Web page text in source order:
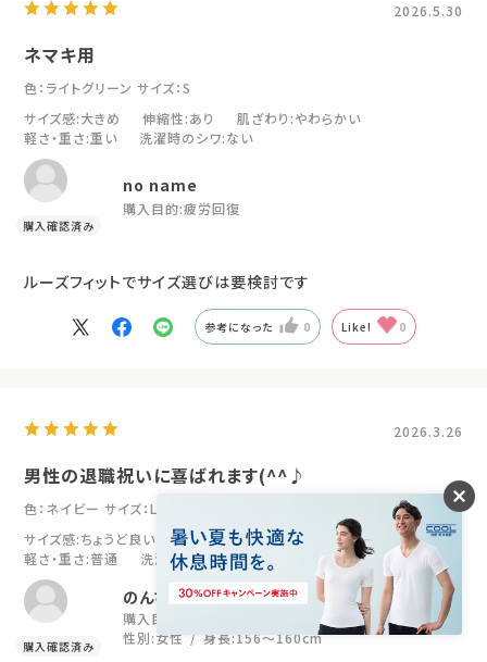
2026.5.30
ネマキ用
色：ライトグリーン サイズ：S
サイズ感:大きめ 伸縮性:あり 肌ざわり :やわらかい
軽さ・重さ:重い 洗濯時のシワ:ない
no name
購入目的:疲労回復
ルーズフィットでサイズ選びは要検討です
参考になった 0 Like! 0
2026.3.26
男性の退職祝いに喜ばれます(^^♪
色：ネイビー サイズ：LL
サイズ感:ちょうど良い 伸縮性:普通 肌ざわり
:普通
軽さ・重さ:普通 洗濯時のシワ:普通
のんちゃんママ
購入目的:
50代
性別:女性 身長:156～160cm